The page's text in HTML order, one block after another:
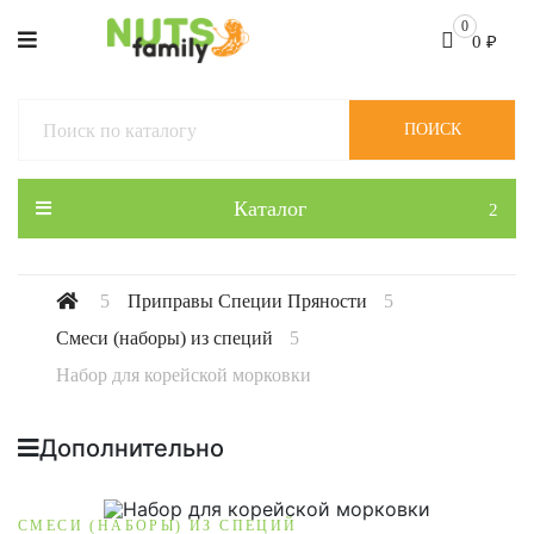
0
0 ₽
Каталог
ПОИСК
Приправы Специи Пряности
Смеси (наборы) из специй
Набор для корейской морковки
Дополнительно
СМЕСИ (НАБОРЫ) ИЗ СПЕЦИЙ